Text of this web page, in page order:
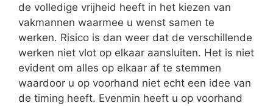
de volledige vrijheid heeft in het kiezen van
vakmannen waarmee u wenst samen te
werken. Risico is dan weer dat de verschillende
werken niet vlot op elkaar aansluiten. Het is niet
evident om alles op elkaar af te stemmen
waardoor u op voorhand niet echt een idee van
de timing heeft. Evenmin heeft u op voorhand